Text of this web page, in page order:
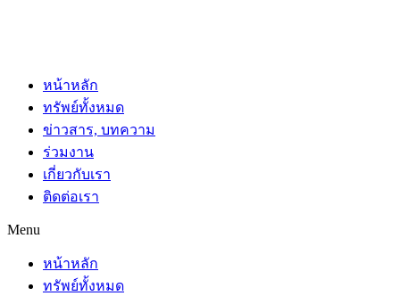
หน้าหลัก
ทรัพย์ทั้งหมด
ข่าวสาร, บทความ
ร่วมงาน
เกี่ยวกับเรา
ติดต่อเรา
Menu
หน้าหลัก
ทรัพย์ทั้งหมด